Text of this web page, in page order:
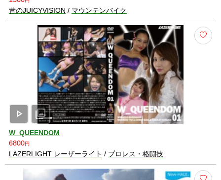
昔のJUICYVISION / マウンテンバイク
play_arrow photo_library
W_QUEENDOM
6800円
LAZERLIGHT レーザーライト / プロレス・格闘技